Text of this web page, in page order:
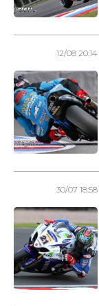
12/08 20:14
30/07 18:58